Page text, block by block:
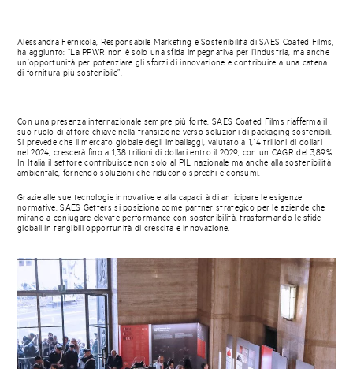
Alessandra Fernicola, Responsabile Marketing e Sostenibilità di SAES Coated Films,
ha aggiunto: “La PPWR non è solo una sfida impegnativa per l’industria, ma anche
un’opportunità per potenziare gli sforzi di innovazione e contribuire a una catena
di fornitura più sostenibile”.
Con una presenza internazionale sempre più forte, SAES Coated Films riafferma il
suo ruolo di attore chiave nella transizione verso soluzioni di packaging sostenibili.
Si prevede che il mercato globale degli imballaggi, valutato a 1,14 trilioni di dollari
nel 2024, crescerà fino a 1,38 trilioni di dollari entro il 2029, con un CAGR del 3,89%.
In Italia il settore contribuisce non solo al PIL nazionale ma anche alla sostenibilità
ambientale, fornendo soluzioni che riducono sprechi e consumi.
Grazie alle sue tecnologie innovative e alla capacità di anticipare le esigenze
normative, SAES Getters si posiziona come partner strategico per le aziende che
mirano a coniugare elevate performance con sostenibilità, trasformando le sfide
globali in tangibili opportunità di crescita e innovazione.